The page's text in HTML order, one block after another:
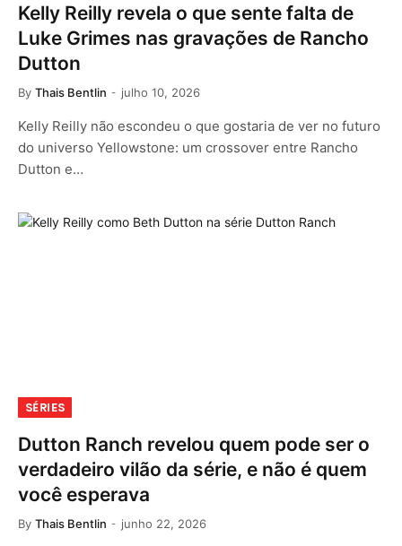
Kelly Reilly revela o que sente falta de
Luke Grimes nas gravações de Rancho
Dutton
By Thais Bentlin julho 10, 2026
Kelly Reilly não escondeu o que gostaria de ver no futuro
do universo Yellowstone: um crossover entre Rancho
Dutton e…
SÉRIES
Dutton Ranch revelou quem pode ser o
verdadeiro vilão da série, e não é quem
você esperava
By Thais Bentlin junho 22, 2026